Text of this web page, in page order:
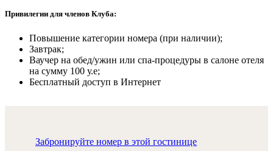
Привилегии для членов Клуба:
Повышение категории номера (при наличии);
Завтрак;
Ваучер на обед/ужин или спа-процедуры в салоне отеля
на сумму 100 у.е;
Бесплатный доступ в Интернет
Забронируйте номер в этой гостинице